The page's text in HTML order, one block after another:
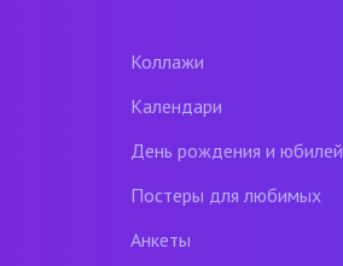
Коллажи
Календари
День рождения и юбилей
Постеры для любимых
Анкеты